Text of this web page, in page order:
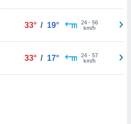
33° / 19° 24- 56
km/h
33° / 17° 24- 57
km/h